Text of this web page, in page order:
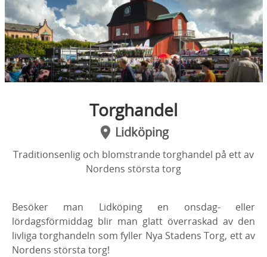
Torghandel
Lidköping
Traditionsenlig och blomstrande torghandel på ett av
Nordens största torg
Besöker man Lidköping en onsdag- eller
lördagsförmiddag blir man glatt överraskad av den
livliga torghandeln som fyller Nya Stadens Torg, ett av
Nordens största torg!